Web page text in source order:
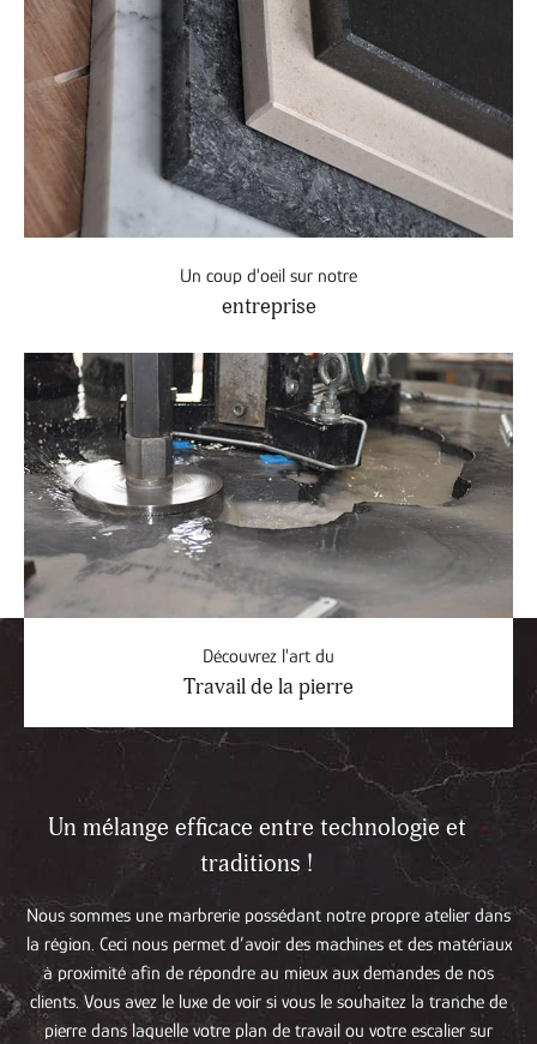
Un coup d'oeil sur notre
entreprise
Découvrez l'art du
Travail de la pierre
Un mélange efficace entre technologie et
traditions !
Nous sommes une marbrerie possédant notre propre atelier dans
la région. Ceci nous permet d’avoir des machines et des matériaux
à proximité afin de répondre au mieux aux demandes de nos
clients. Vous avez le luxe de voir si vous le souhaitez la tranche de
pierre dans laquelle votre plan de travail ou votre escalier sur